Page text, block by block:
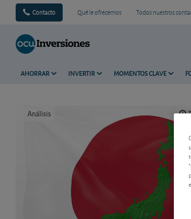
Contacto Qué le ofrecemos Todos nuestros
AHORRAR INVERTIR MOMENTOS CLAVE
Análisis